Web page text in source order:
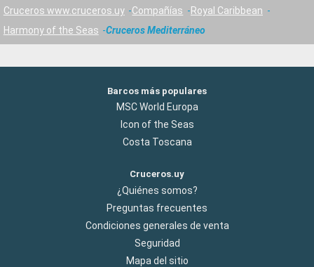
Cruceros www.cruceros.uy Compañías
Royal Caribbean
Harmony of the Seas
Cruceros Mediterráneo
Barcos más populares
MSC World Europa
Icon of the Seas
Costa Toscana
Cruceros.uy
¿Quiénes somos?
Preguntas frecuentes
Condiciones generales de venta
Seguridad
Mapa del sitio